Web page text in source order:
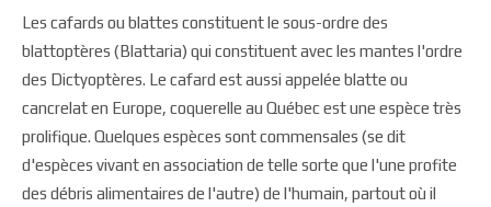
Les cafards ou blattes constituent le sous-ordre des
blattoptères (Blattaria) qui constituent avec les mantes l'ordre
des Dictyoptères. Le cafard est aussi appelée blatte ou
cancrelat en Europe, coquerelle au Québec est une espèce très
prolifique. Quelques espèces sont commensales (se dit
d'espèces vivant en association de telle sorte que l'une profite
des débris alimentaires de l'autre) de l'humain, partout où il